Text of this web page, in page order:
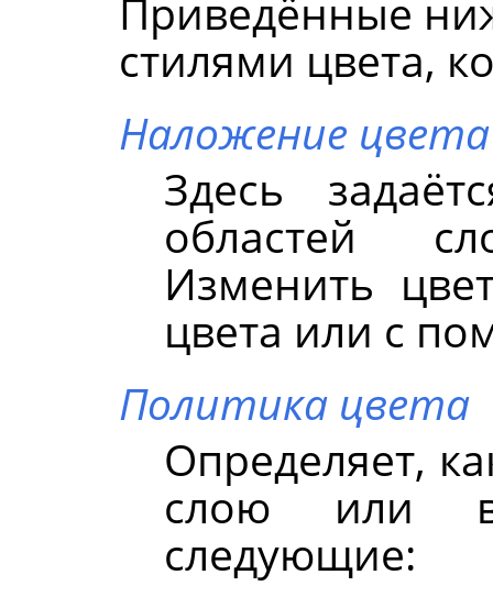
Приведённые
стилями цвета,
Наложение цвета
Здесь
областей
Изменить
цвета или с
Политика цвета
Определяет,
слою или
следующие: